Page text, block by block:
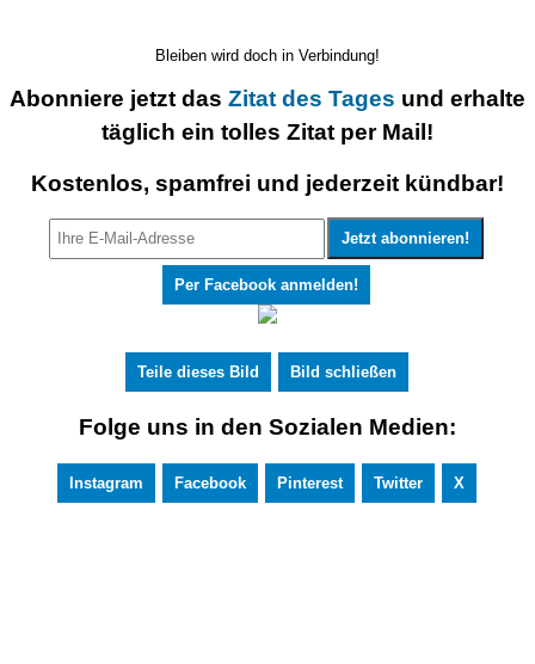
Bleiben wird doch in Verbindung!
Abonniere jetzt das Zitat des Tages und erhalte
täglich ein tolles Zitat per Mail!
Kostenlos, spamfrei und jederzeit kündbar!
Per Facebook anmelden!
Teile dieses Bild Bild schließen
Folge uns in den Sozialen Medien:
Instagram Facebook Pinterest Twitter X